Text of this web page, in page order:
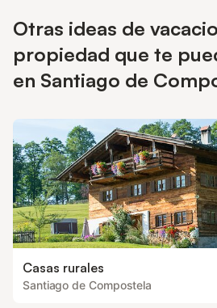
Otras ideas de
propiedad que te
en Santiago de
Casas rurales
Santiago de Compostela